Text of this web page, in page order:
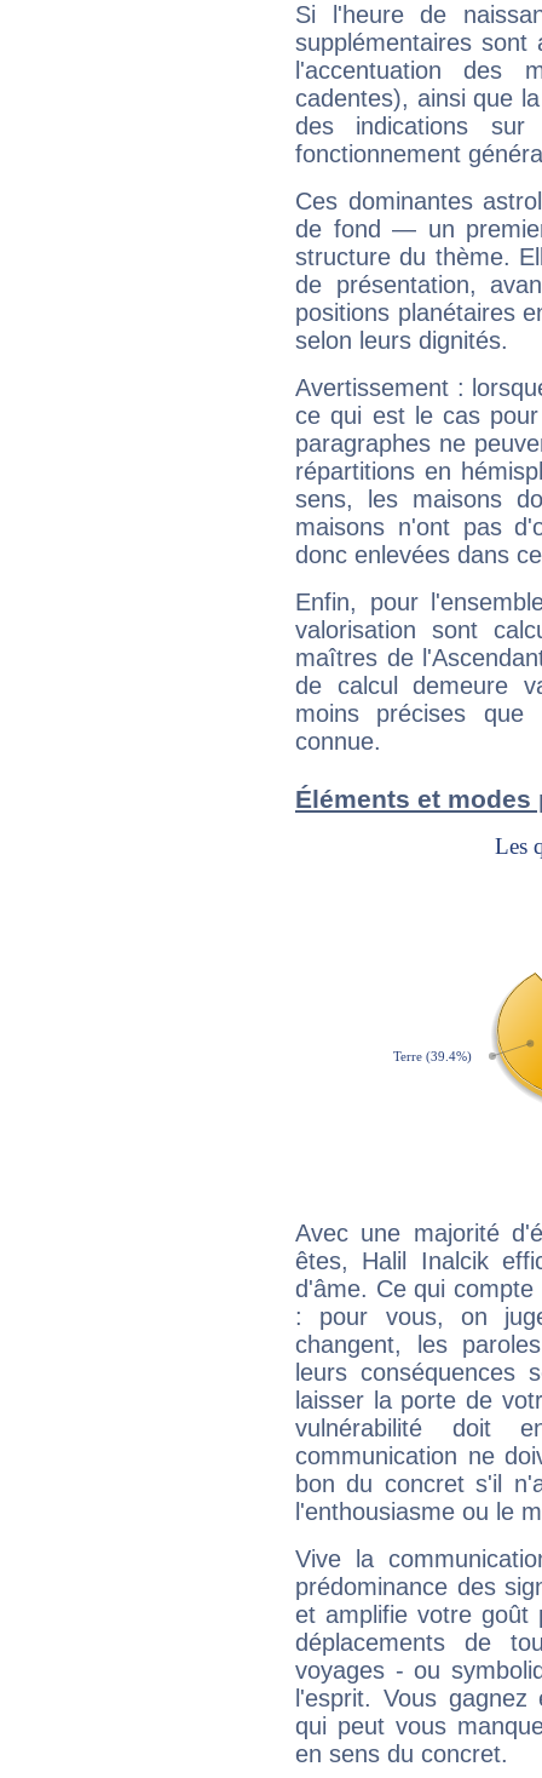
Si l'heure de
supplémentaires sont
l'accentuation des
cadentes), ainsi que
des indications sur
fonctionnement
Ces dominantes
de fond — un
structure du thème.
de présentation,
positions planétaires
selon leurs dignités.
Avertissement :
ce qui est le cas
paragraphes ne
répartitions en
sens, les maisons
maisons n'ont pas
donc enlevées dans
Enfin, pour
valorisation sont
maîtres de
de calcul demeure
moins précises que
connue.
Éléments et
Avec une majorité
êtes, Halil Inalcik
d'âme. Ce qui
: pour vous, on
changent, les
leurs conséquences
laisser la porte de
vulnérabilité doit
communication ne
bon du concret s'il
l'enthousiasme ou le
Vive la
prédominance des
et amplifie votre goût
déplacements de
voyages - ou
l'esprit. Vous
qui peut vous
en sens du concret.